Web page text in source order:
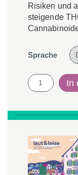
Risiken und
steigende
Sprache
laut
und
3/2022
-
Menge
In